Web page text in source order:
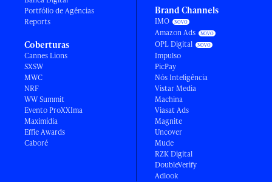
Portfólio de Agências
Reports
Coberturas
Cannes Lions
SXSW
MWC
NRF
WW Summit
Evento ProXXIma
Maximídia
Effie Awards
Caboré
Brand Channels
IMO
Amazon Ads
OPL Digital
Impulso
PicPay
Nós Inteligência
Vistar Media
Machina
Viasat Ads
Magnite
Uncover
Mude
RZK Digital
DoubleVerify
Adlook